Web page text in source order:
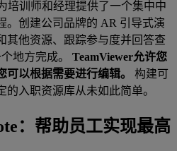
培训师和经理提供了一个集中中
。创建公司品牌的 AR 引导式演
其他资源、跟踪参与度并回答查
地方完成。
TeamViewer允许您
以根据需要进行编辑。
构建可
的入职资源库从未如此简单。
：帮助员工实现最高